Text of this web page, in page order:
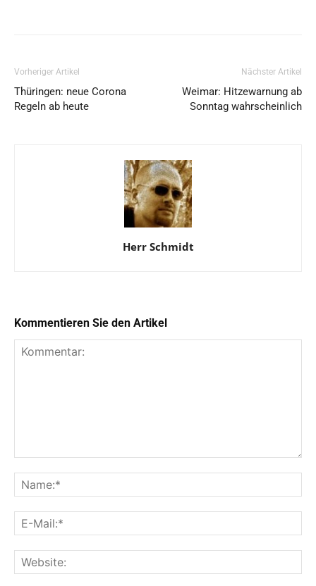
Vorheriger Artikel
Thüringen: neue Corona
Regeln ab heute
Nächster Artikel
Weimar: Hitzewarnung ab
Sonntag wahrscheinlich
Herr Schmidt
Kommentieren Sie den Artikel